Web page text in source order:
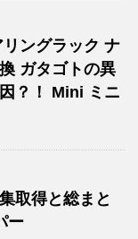
ングラック ナ
ガタゴトの異
？！ Mini ミニ
取得と総まと
ー